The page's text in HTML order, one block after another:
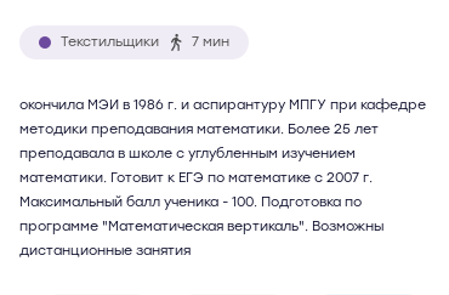
Текстильщики 7 мин
окончила МЭИ в 1986 г. и аспирантуру МПГУ при кафедре
методики преподавания математики. Более 25 лет
преподавала в школе с углубленным изучением
математики. Готовит к ЕГЭ по математике с 2007 г.
Максимальный балл ученика - 100. Подготовка по
программе "Математическая вертикаль". Возможны
дистанционные занятия